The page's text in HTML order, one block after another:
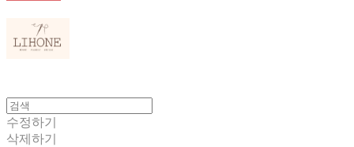
수정하기
삭제하기